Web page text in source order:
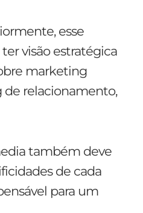
esse
visão estratégica
marketing
relacionamento,
também deve
de cada
para um